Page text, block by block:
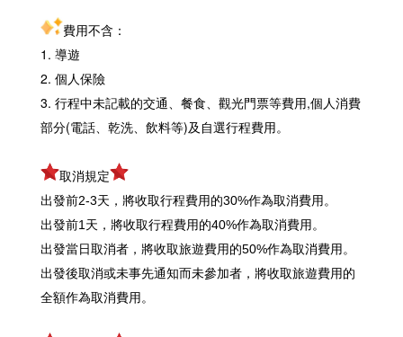
費用不含：
1. 導遊
2. 個人保險
3. 行程中未記載的交通、餐食、觀光門票等費用,個人消費
部分(電話、乾洗、飲料等)及自選行程費用。
取消規定
出發前2-3天，將收取行程費用的30%作為取消費用。
出發前1天，將收取行程費用的40%作為取消費用。
出發當日取消者，將收取旅遊費用的50%作為取消費用。
出發後取消或未事先通知而未參加者，將收取旅遊費用的
全額作為取消費用。